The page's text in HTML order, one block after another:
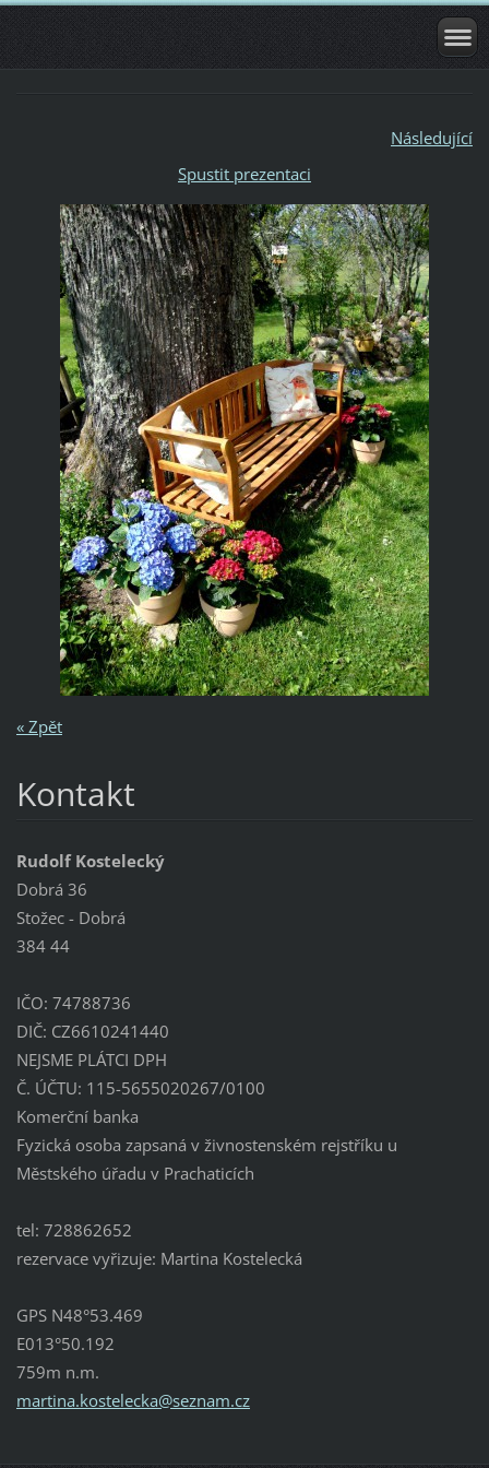
Následující
Spustit prezentaci
« Zpět
Kontakt
Rudolf Kostelecký
Dobrá 36
Stožec - Dobrá
384 44
IČO: 74788736
DIČ: CZ6610241440
NEJSME PLÁTCI DPH
Č. ÚČTU: 115-5655020267/0100
Komerční banka
Fyzická osoba zapsaná v živnostenském rejstříku u
Městského úřadu v Prachaticích
tel: 728862652
rezervace vyřizuje: Martina Kostelecká
GPS N48°53.469
E013°50.192
759m n.m.
martina.kostelecka@seznam.cz